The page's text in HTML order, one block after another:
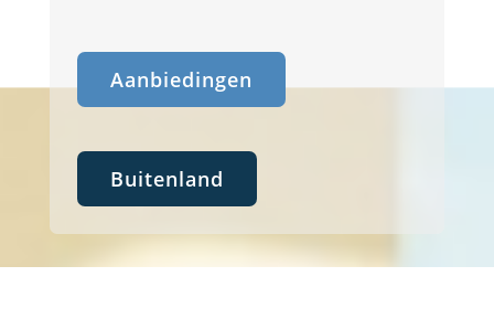
Aanbiedingen
Buitenland